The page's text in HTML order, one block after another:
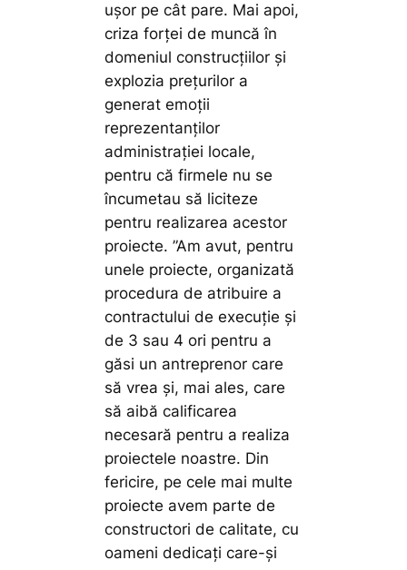
ușor pe cât pare. Mai apoi,
criza forței de muncă în
domeniul construcțiilor și
explozia prețurilor a
generat emoții
reprezentanților
administrației locale,
pentru că firmele nu se
încumetau să liciteze
pentru realizarea acestor
proiecte.”Am avut, pentru
unele proiecte, organizată
procedura de atribuire a
contractului de execuție și
de 3 sau 4 ori pentru a
găsi un antreprenor care
să vrea și, mai ales, care
să aibă calificarea
necesară pentru a realiza
proiectele noastre. Din
fericire, pe cele mai multe
proiecte avem parte de
constructori de calitate, cu
oameni dedicați care-și